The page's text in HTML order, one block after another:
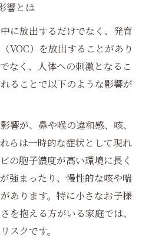
響とは
に放出するだけでなく、発育
VOC）を放出することがあり
なく、人体への刺激となるこ
ることで以下のような影響が
響が、鼻や喉の違和感、咳、
らは一時的な症状として現れ
の胞子濃度が高い環境に長く
強まったり、慢性的な咳や喘
あります。特に小さなお子様
を抱える方がいる家庭では、
スクです。